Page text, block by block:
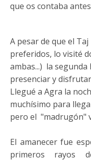
que os contaba
A pesar de que el
preferidos, lo visité
ambas...) la
presenciar y
Llegué a Agra la
muchísimo para
pero el "madrugón"
El amanecer fue
primeros